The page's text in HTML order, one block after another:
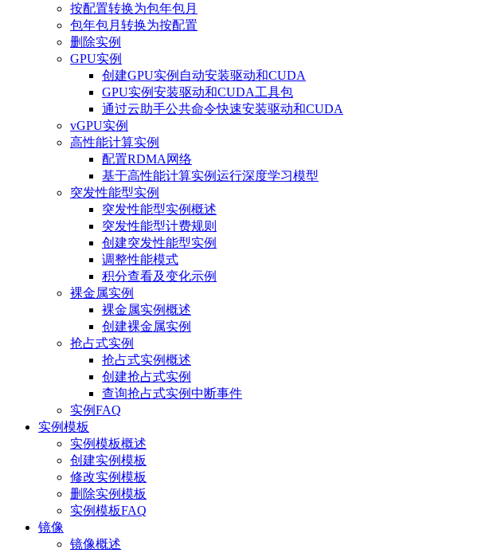
按配置转换为包年包月
包年包月转换为按配置
删除实例
GPU实例
创建GPU实例自动安装驱动和CUDA
GPU实例安装驱动和CUDA工具包
通过云助手公共命令快速安装驱动和CUDA
vGPU实例
高性能计算实例
配置RDMA网络
基于高性能计算实例运行深度学习模型
突发性能型实例
突发性能型实例概述
突发性能型计费规则
创建突发性能型实例
调整性能模式
积分查看及变化示例
裸金属实例
裸金属实例概述
创建裸金属实例
抢占式实例
抢占式实例概述
创建抢占式实例
查询抢占式实例中断事件
实例FAQ
实例模板
实例模板概述
创建实例模板
修改实例模板
删除实例模板
实例模板FAQ
镜像
镜像概述